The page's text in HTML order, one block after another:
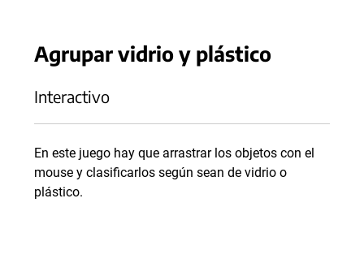
Agrupar vidrio y plástico
Interactivo
En este juego hay que arrastrar los objetos con el
mouse y clasificarlos según sean de vidrio o
plástico.